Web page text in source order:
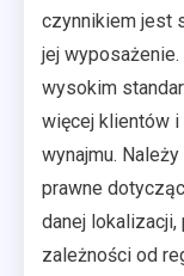
czynnikiem jest
jej
wysokim
więcej klientów
wynajmu.
prawne
danej
zależności od